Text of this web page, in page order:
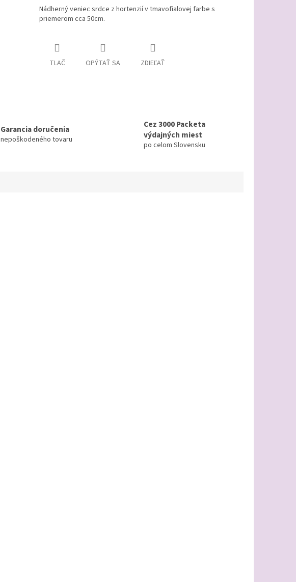
Nádherný veniec srdce z hortenzií v tmavofialovej farbe s
priemerom cca 50cm.
TLAČ OPÝTAŤ SA ZDIEĽAŤ
Garancia doručenia
nepoškodeného tovaru
Cez 3000 Packeta
výdajných miest
po celom Slovensku